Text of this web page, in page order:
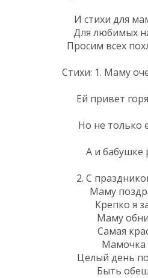
И стихи для
Для любимых
Просим всех
Стихи: 1. Маму
Ей привет
Но не только
А и бабушке
2. С
Маму
Крепко я
Маму
Самая
Мамочка
Целый день
Быть